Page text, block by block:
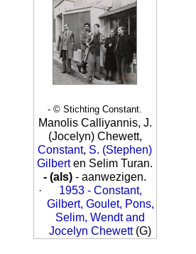
- © Stichting Constant.
Manolis Calliyannis, J.
(Jocelyn) Chewett,
Constant, S. (Stephen)
Gilberten Selim Turan.
- (als) - aanwezigen.
·
1953 - Constant,
Gilbert, Goulet, Pons,
Selim, Wendt and
Jocelyn Chewett(G)